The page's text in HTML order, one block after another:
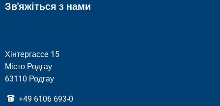
Зв'яжіться з нами
Хінтергассе 15
Місто Родгау
63110 Родгау
+49 6106 693-0